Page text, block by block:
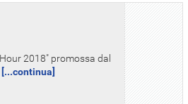
2018" promossa dal
[...continua]